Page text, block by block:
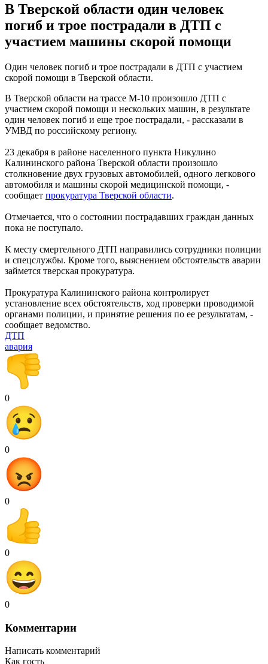
В Тверской области один человек
погиб и трое пострадали в ДТП с
участием машины скорой помощи
Один человек погиб и трое пострадали в ДТП с участием
скорой помощи в Тверской области.
В Тверской области на трассе М-10 произошло ДТП с
участием скорой помощи и нескольких машин, в результате
один человек погиб и еще трое пострадали, - рассказали в
УМВД по российскому региону.
23 декабря в районе населенного пункта Никулино
Калининского района Тверской области произошло
столкновение двух грузовых автомобилей, одного легкового
автомобиля и машины скорой медицинской помощи, -
сообщает прокуратура Тверской области.
Отмечается, что о состоянии пострадавших граждан данных
пока не поступало.
К месту смертельного ДТП направились сотрудники полиции
и спецслужбы. Кроме того, выяснением обстоятельств аварии
займется тверская прокуратура.
Прокуратура Калининского района контролирует
установление всех обстоятельств, ход проверки проводимой
органами полиции, и принятие решения по ее результатам, -
сообщает ведомство.
ДТП
авария
0
0
0
0
0
Комментарии
Написать комментарий
Как гость